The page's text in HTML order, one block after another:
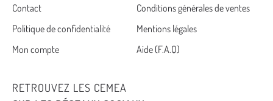
Cemea
footer
Contact
Conditions générales de ventes
Politique de confidentialité
Mentions légales
Mon compte
Aide (F.A.Q)
RETROUVEZ LES CEMEA